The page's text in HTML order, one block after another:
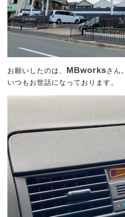
お願いしたのは、 MBworksさん。
いつもお世話になっております。